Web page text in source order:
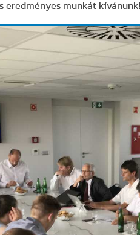
eredményes munkát kívánunk!